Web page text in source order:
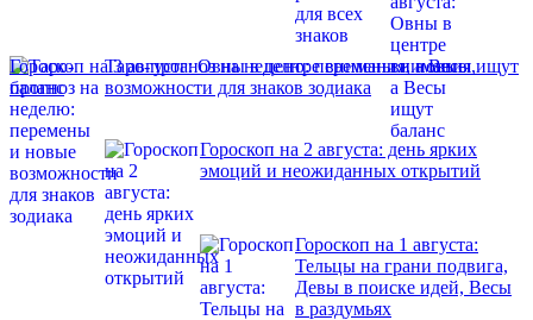
Гороскоп на 3 августа: Овны в центре внимания, а Весы ищут
баланс
Таро-прогноз на неделю: перемены и новые
возможности для знаков зодиака
Гороскоп на 2 августа: день ярких
эмоций и неожиданных открытий
Гороскоп на 1 августа:
Тельцы на грани подвига,
Девы в поиске идей, Весы
в раздумьях